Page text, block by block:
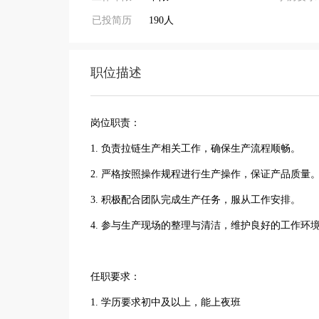
已投简历 190人
职位描述
岗位职责：
1. 负责拉链生产相关工作，确保生产流程顺畅。
2. 严格按照操作规程进行生产操作，保证产品质量
3. 积极配合团队完成生产任务，服从工作安排。
4. 参与生产现场的整理与清洁，维护良好的工作环
任职要求：
1. 学历要求初中及以上，能上夜班